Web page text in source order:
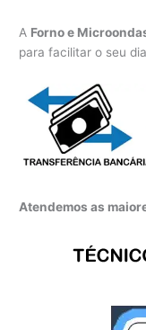
A Forno e
para facilitar o seu
Atendemos as